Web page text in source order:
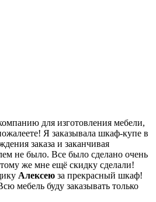
для изготовления мебели,
Я заказывала шкаф-купе в
заказа и заканчивая
не было. Все было сделано очень
же мне ещё скидку сделали!
Алексею за прекрасный шкаф!
мебель буду заказывать только